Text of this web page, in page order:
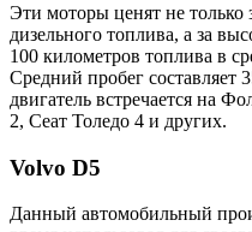
Эти моторы ценят не только
дизельного топлива, а за
100 километров топлива в
Средний пробег составляет
двигатель встречается на
2, Сеат Толедо 4 и других.
Volvo D5
Данный автомобильный